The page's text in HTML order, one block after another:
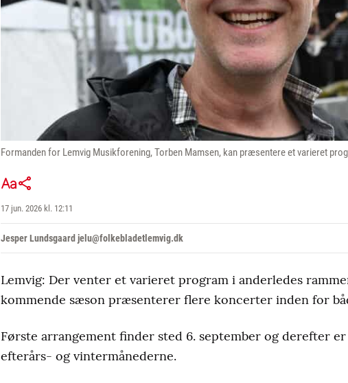
Formanden for Lemvig Musikforening, Torben Mamsen, kan præsentere et varieret
17 jun. 2026 kl. 12:11
Jesper Lundsgaard jelu@folkebladetlemvig.dk
Lemvig: Der venter et varieret program i anderledes
kommende sæson præsenterer flere koncerter inden for
Første arrangement finder sted 6. september og derefter
efterårs- og vintermånederne.